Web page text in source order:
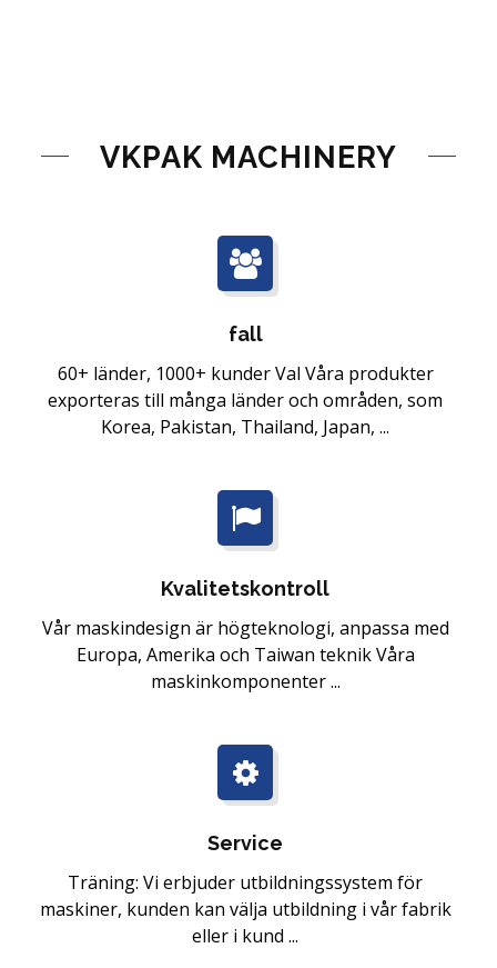
VKPAK MACHINERY
fall
60+ länder, 1000+ kunder Val Våra produkter
exporteras till många länder och områden, som
Korea, Pakistan, Thailand, Japan, ...
Kvalitetskontroll
Vår maskindesign är högteknologi, anpassa med
Europa, Amerika och Taiwan teknik Våra
maskinkomponenter ...
Service
Träning: Vi erbjuder utbildningssystem för
maskiner, kunden kan välja utbildning i vår fabrik
eller i kund ...